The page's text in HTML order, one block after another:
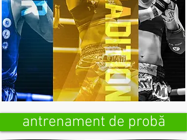
antrenament de probă